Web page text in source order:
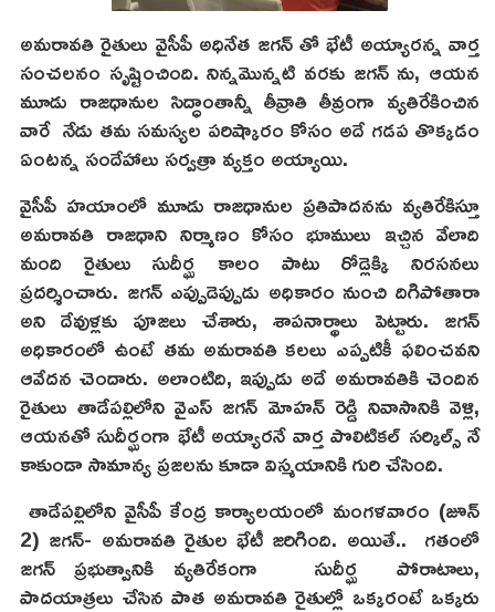
అమరావతి రైతులు వైసీపీ అధినేత జగన్ తో భేటీ అయ్యారన్న వార్త
సంచలనం సృష్టించింది. నిన్నమొన్నటి వరకు జగన్ ను, ఆయన
మూడు రాజధానుల సిద్ధాంతాన్నీ తీవ్రాతి తీవ్రంగా వ్యతిరేకించిన
వారే నేడు తమ సమస్యల పరిష్కారం కోసం అదే గడప తొక్కడం
ఏంటన్న సందేహాలు సర్వత్రా వ్యక్తం అయ్యాయి.
వైసీపీ హయాంలో మూడు రాజధానుల ప్రతిపాదనను వ్యతిరేకిస్తూ
అమరావతి రాజధాని నిర్మాణం కోసం భూములు ఇచ్చిన వేలాది
మంది రైతులు సుదీర్ఘ కాలం పాటు రోడ్లెక్కి నిరసనలు
ప్రదర్శించారు. జగన్ ఎప్పుడెప్పుడు అధికారం నుంచి దిగిపోతారా
అని దేవుళ్లకు పూజలు చేశారు, శాపనార్థాలు పెట్టారు. జగన్
అధికారంలో ఉంటే తమ అమరావతి కలలు ఎప్పటికీ ఫలించవని
ఆవేదన చెందారు. అలాంటిది, ఇప్పుడు అదే అమరావతికి చెందిన
రైతులు తాడేపల్లిలోని వైఎస్ జగన్ మోహన్ రెడ్డి నివాసానికి వెళ్లి,
ఆయనతో సుదీర్ఘంగా భేటీ అయ్యారనే వార్త పొలిటికల్ సర్కిల్స్ నే
కాకుండా సామాన్య ప్రజలను కూడా విస్మయానికి గురి చేసింది.
తాడేపల్లిలోని వైసీపీ కేంద్ర కార్యాలయంలో మంగళవారం (జూన్
2) జగన్- అమరావతి రైతుల భేటీ జరిగింది. అయితే.. గతంలో
జగన్ ప్రభుత్వానికి వ్యతిరేకంగా సుదీర్ఘ పోరాటాలు,
పాదయాత్రలు చేసిన పాత అమరావతి రైతుల్లో ఒక్కరంటే ఒక్కరు